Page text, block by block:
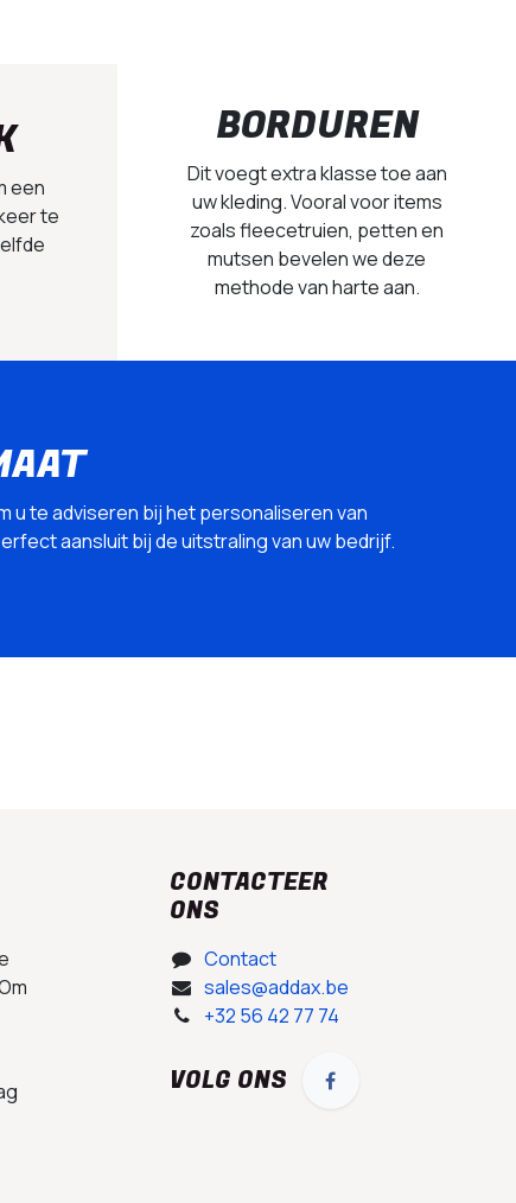
een
te
BORDUREN
Dit voegt extra klasse toe aan
uw kleding. Vooral voor items
zoals fleecetruien, petten en
mutsen bevelen we deze
methode van harte aan.
u te adviseren bij het personaliseren van
aansluit bij de uitstraling van uw bedrijf.
CONTACTEER
ONS
Contact
sales@addax.be
+32 56 42 77 74
VOLG ONS